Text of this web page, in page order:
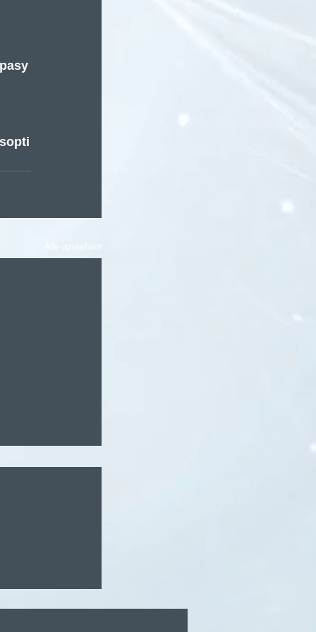
Alle ansehen
AIS als